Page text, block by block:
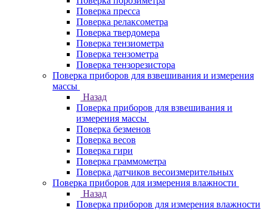
Поверка пресса
Поверка релаксометра
Поверка твердомера
Поверка тензиометра
Поверка тензометра
Поверка тензорезистора
Поверка приборов для взвешивания и измерения
массы
Назад
Поверка приборов для взвешивания и
измерения массы
Поверка безменов
Поверка весов
Поверка гири
Поверка граммометра
Поверка датчиков весоизмерительных
Поверка приборов для измерения влажности
Назад
Поверка приборов для измерения влажности